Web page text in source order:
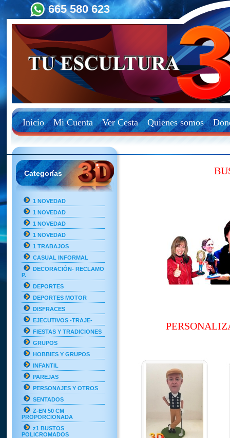
Inicio Mi Cuenta Ver Cesta Quienes somos
665 580 623
Categorías
1 NOVEDAD
1 NOVEDAD
1 NOVEDAD
1 NOVEDAD
1 TRABAJOS
CASUAL INFORMAL
DECORACIÓN- RECLAMO
P.
DEPORTES
DEPORTES MOTOR
DISFRACES
EJECUTIVOS -TRAJE-
FIESTAS Y TRADICIONES
GRUPOS
HOBBIES Y GRUPOS
INFANTIL
PAREJAS
PERSONAJES Y OTROS
SENTADOS
Z-EN 50 CM
PROPORCIONADA
z1 BUSTOS
POLICROMADOS